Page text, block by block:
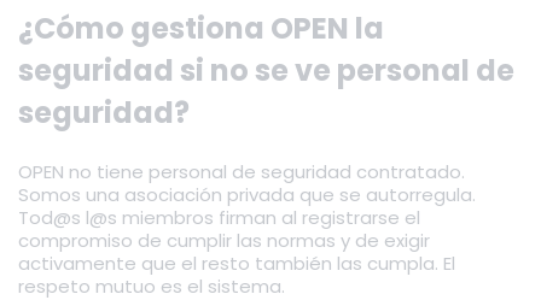
¿Cómo gestiona OPEN la
seguridad si no se ve personal de
seguridad?
OPEN no tiene personal de seguridad contratado.
Somos una asociación privada que se autorregula.
Tod@s l@s miembros firman al registrarse el
compromiso de cumplir las normas y de exigir
activamente que el resto también las cumpla. El
respeto mutuo es el sistema.